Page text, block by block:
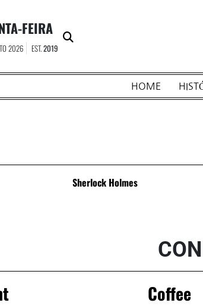
FEIRA
2026 EST.2019
HOME
Sherlock Holmes
Coffee